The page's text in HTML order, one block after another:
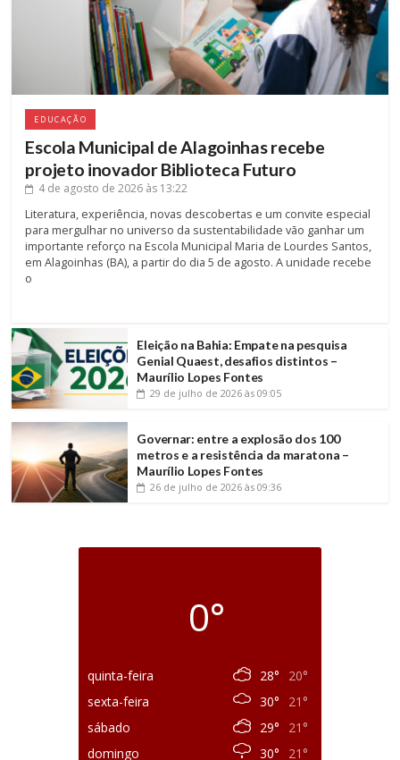
EDUCAÇÃO
Escola Municipal de Alagoinhas recebe
projeto inovador Biblioteca Futuro
4 de agosto de 2026 às 13:22
Literatura, experiência, novas descobertas e um convite especial
para mergulhar no universo da sustentabilidade vão ganhar um
importante reforço na Escola Municipal Maria de Lourdes Santos,
em Alagoinhas (BA), a partir do dia 5 de agosto. A unidade recebe
o
Eleição na Bahia: Empate na pesquisa
Genial Quaest, desafios distintos –
Maurílio Lopes Fontes
29 de julho de 2026 às 09:05
Governar: entre a explosão dos 100
metros e a resistência da maratona –
Maurílio Lopes Fontes
26 de julho de 2026 às 09:36
0°
quinta-feira 28°
20°
sexta-feira
30°
21°
sábado
29°
21°
domingo
30° 21°